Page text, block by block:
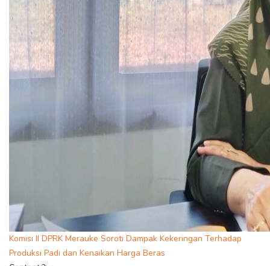
Komisi II DPRK Merauke Soroti Dampak Kekeringan Terhadap
Produksi Padi dan Kenaikan Harga Beras